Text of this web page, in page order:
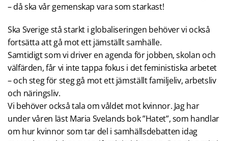
– då ska vår gemenskap vara som starkast!
Ska Sverige stå starkt i globaliseringen behöver vi också
fortsätta att gå mot ett jämställt samhälle.
Samtidigt som vi driver en agenda för jobben, skolan och
välfärden, får vi inte tappa fokus i det feministiska arbetet
– och steg för steg gå mot ett jämställt familjeliv, arbetsliv
och näringsliv.
Vi behöver också tala om våldet mot kvinnor. Jag har
under våren läst Maria Svelands bok ”Hatet”, som handlar
om hur kvinnor som tar del i samhällsdebatten idag